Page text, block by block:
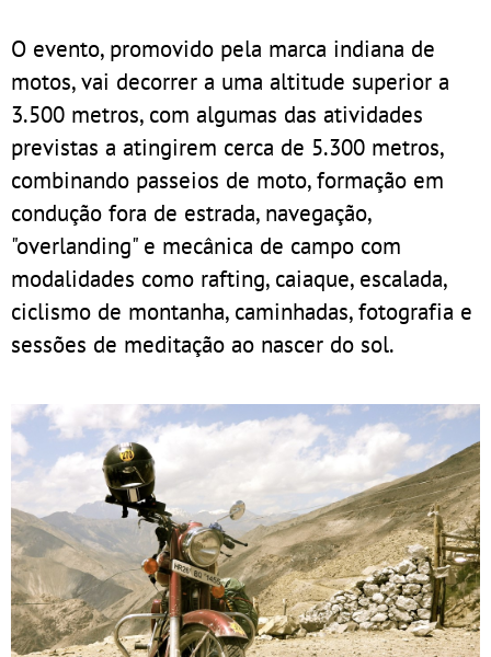
O evento, promovido pela marca indiana de
motos, vai decorrer a uma altitude superior a
3.500 metros, com algumas das atividades
previstas a atingirem cerca de 5.300 metros,
combinando passeios de moto, formação em
condução fora de estrada, navegação,
"overlanding" e mecânica de campo com
modalidades como rafting, caiaque, escalada,
ciclismo de montanha, caminhadas, fotografia e
sessões de meditação ao nascer do sol.